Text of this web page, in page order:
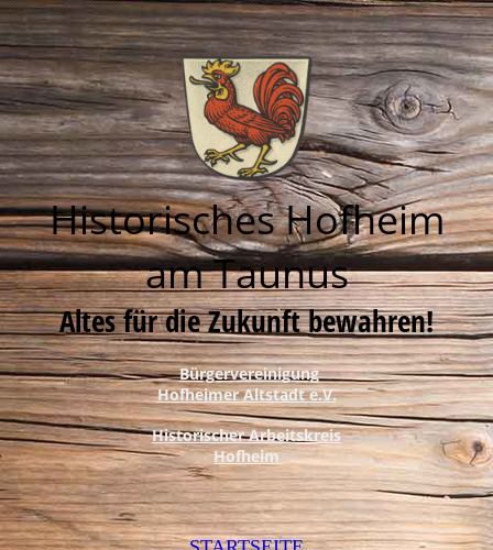
Historisches Hofheim
am Taunus
Altes für die Zukunft bewahren!
Bürgervereinigung
Hofheimer Altstadt e.V.
Historischer Arbeitskreis
Hofheim